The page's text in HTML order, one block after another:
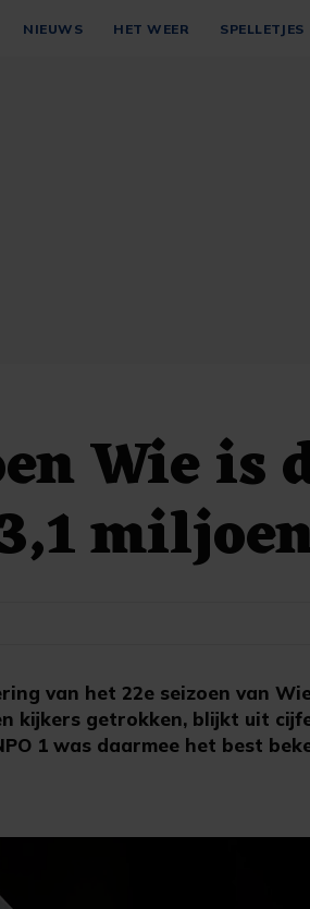
NIEUWS HET WEER SPELLETJES
Wie is
van het 22e seizoen van
kijkers getrokken, blijkt uit
1 was daarmee het best